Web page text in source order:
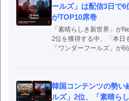
ールズ」は配信3日で
がTOP10席巻
「素晴らしき新世界」が
2位を獲得する中、「本日
「ワンダーフールズ」が6
韓国コンテンツの勢い
ルズ」2位、「素晴ら